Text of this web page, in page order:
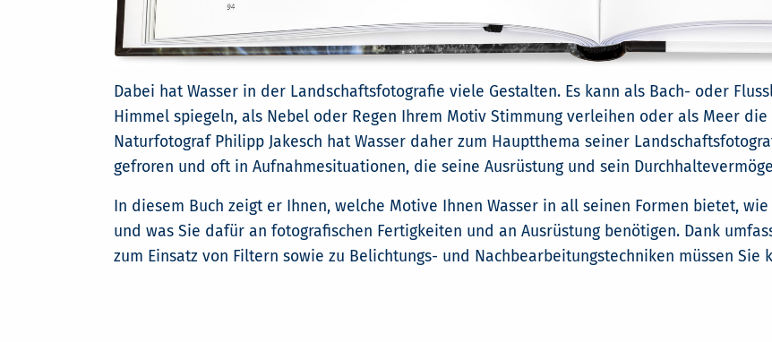
Dabei hat Wasser in der Landschaftsfotografie viele Gestalten. Es kann als Bach- oder
Himmel spiegeln, als Nebel oder Regen Ihrem Motiv Stimmung verleihen oder als Meer
Naturfotograf Philipp Jakesch hat Wasser daher zum Hauptthema seiner
gefroren und oft in Aufnahmesituationen, die seine Ausrüstung und sein
In diesem Buch zeigt er Ihnen, welche Motive Ihnen Wasser in all seinen Formen bietet,
und was Sie dafür an fotografischen Fertigkeiten und an Ausrüstung benötigen. Dank
zum Einsatz von Filtern sowie zu Belichtungs- und Nachbearbeitungstechniken müssen Sie